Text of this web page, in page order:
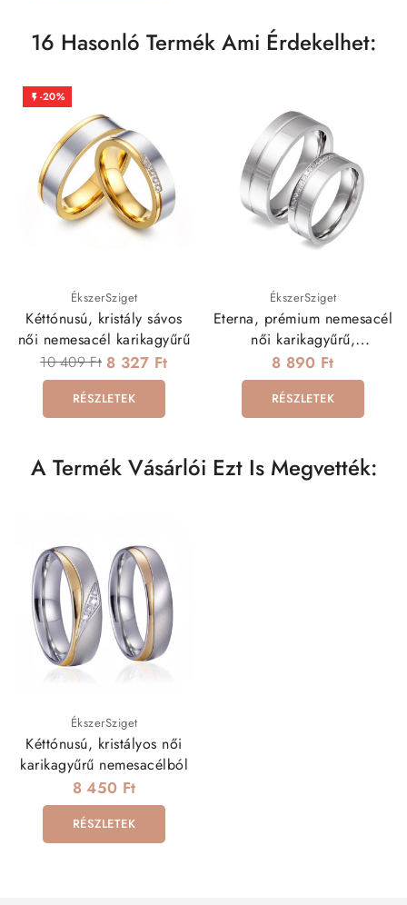
16 Hasonló Termék Ami Érdekelhet:
 -20%
ÉkszerSziget
Kéttónusú, kristály sávos
női nemesacél karikagyűrű
10 409 Ft 8 327 Ft
RÉSZLETEK
ÉkszerSziget
Eterna, prémium nemesacél
női karikagyűrű,
kristályokkal
8 890 Ft
RÉSZLETEK
A Termék Vásárlói Ezt Is Megvették:
ÉkszerSziget
Kéttónusú, kristályos női
karikagyűrű nemesacélból
8 450 Ft
RÉSZLETEK